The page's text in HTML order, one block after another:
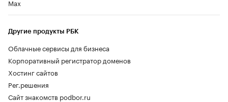
Max
Другие продукты РБК
Облачные сервисы для бизнеса
Корпоративный регистратор доменов
Хостинг сайтов
Рег.решения
Сайт знакомств podbor.ru